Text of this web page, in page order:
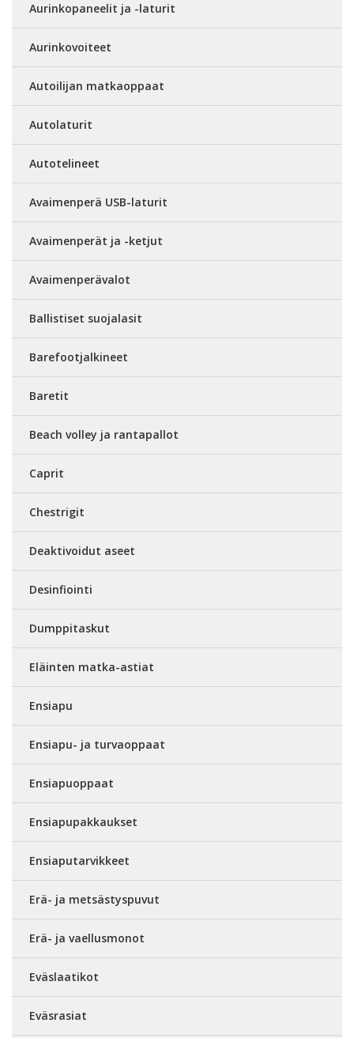
Aurinkopaneelit ja -laturit
Aurinkovoiteet
Autoilijan matkaoppaat
Autolaturit
Autotelineet
Avaimenperä USB-laturit
Avaimenperät ja -ketjut
Avaimenperävalot
Ballistiset suojalasit
Barefootjalkineet
Baretit
Beach volley ja rantapallot
Caprit
Chestrigit
Deaktivoidut aseet
Desinfiointi
Dumppitaskut
Eläinten matka-astiat
Ensiapu
Ensiapu- ja turvaoppaat
Ensiapuoppaat
Ensiapupakkaukset
Ensiaputarvikkeet
Erä- ja metsästyspuvut
Erä- ja vaellusmonot
Eväslaatikot
Eväsrasiat